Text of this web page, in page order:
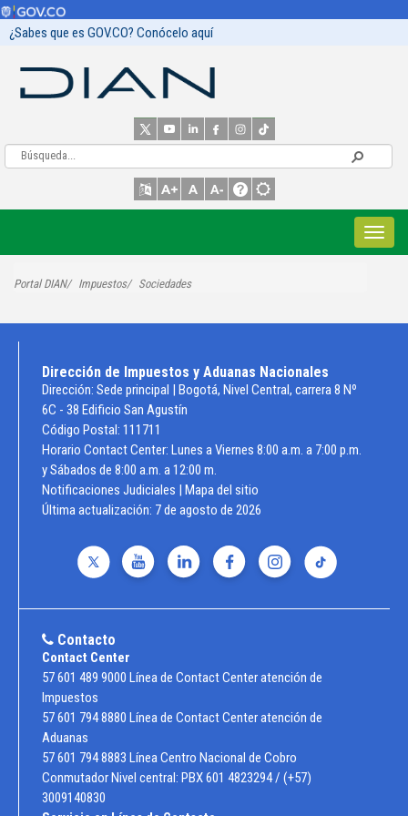
¿Sabes que es GOV.CO? Conócelo aquí
Portal DIAN Impuestos Sociedades
Dirección de Impuestos y Aduanas Nacionales
Dirección: Sede principal | Bogotá, Nivel Central, carrera 8 Nº
6C - 38 Edificio San Agustín
Código Postal: 111711
Horario Contact Center: Lunes a Viernes 8:00 a.m. a 7:00 p.m.
y Sábados de 8:00 a.m. a 12:00 m.
Notificaciones Judiciales | Mapa del sitio
Última actualización: 7 de agosto de 2026
Contacto
Contact Center
57 601 489 9000 Línea de Contact Center atención de
Impuestos
57 601 794 8880 Línea de Contact Center atención de
Aduanas
57 601 794 8883 Línea Centro Nacional de Cobro
Conmutador Nivel central: PBX 601 4823294 / (+57)
3009140830